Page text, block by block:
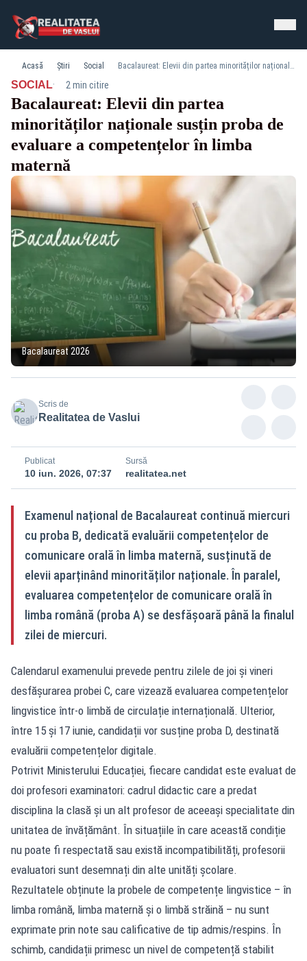
Acasă Știri Social Bacalaureat: Elevii din partea minorităților naționale susțin proba de evaluare a competențelor în limba maternă
SOCIAL· 2 min citire
Bacalaureat: Elevii din partea
minorităților naționale susțin proba de
evaluare a competențelor în limba
maternă
Bacalaureat 2026
Scris de
Realitatea de Vaslui
Publicat
10 iun. 2026, 07:37
Sursă
realitatea.net
Examenul național de Bacalaureat continuă miercuri
cu proba B, dedicată evaluării competențelor de
comunicare orală în limba maternă, susținută de
elevii aparținând minorităților naționale. În paralel,
evaluarea competențelor de comunicare orală în
limba română (proba A) se desfășoară până la finalul
zilei de miercuri.
Calendarul examenului prevede pentru zilele de joi și vineri
desfășurarea probei C, care vizează evaluarea competențelor
lingvistice într-o limbă de circulație internațională. Ulterior,
între 15 și 17 iunie, candidații vor susține proba D, destinată
evaluării competențelor digitale.
Potrivit Ministerului Educației, fiecare candidat este evaluat de
doi profesori examinatori: cadrul didactic care a predat
disciplina la clasă și un alt profesor de aceeași specialitate din
unitatea de învățământ. În situațiile în care această condiție
nu poate fi respectată sau există incompatibilități, profesorii
evaluatori sunt desemnați din alte unități școlare.
Rezultatele obținute la probele de competențe lingvistice – în
limba română, limba maternă și o limbă străină – nu sunt
exprimate prin note sau calificative de tip admis/respins. În
schimb, candidații primesc un nivel de competență stabilit